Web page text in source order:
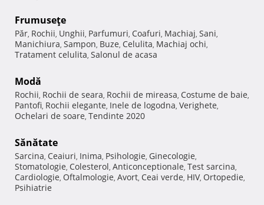
Frumuseţe
Păr, Rochii, Unghii, Parfumuri, Coafuri, Machiaj, Sani,
Manichiura, Sampon, Buze, Celulita, Machiaj ochi,
Tratament celulita, Salonul de acasa
Modă
Rochii, Rochii de seara, Rochii de mireasa, Costume de baie,
Pantofi, Rochii elegante, Inele de logodna, Verighete,
Ochelari de soare, Tendinte 2020
Sănătate
Sarcina, Ceaiuri, Inima, Psihologie, Ginecologie,
Stomatologie, Colesterol, Anticonceptionale, Test sarcina,
Cardiologie, Oftalmologie, Avort, Ceai verde, HIV, Ortopedie,
Psihiatrie